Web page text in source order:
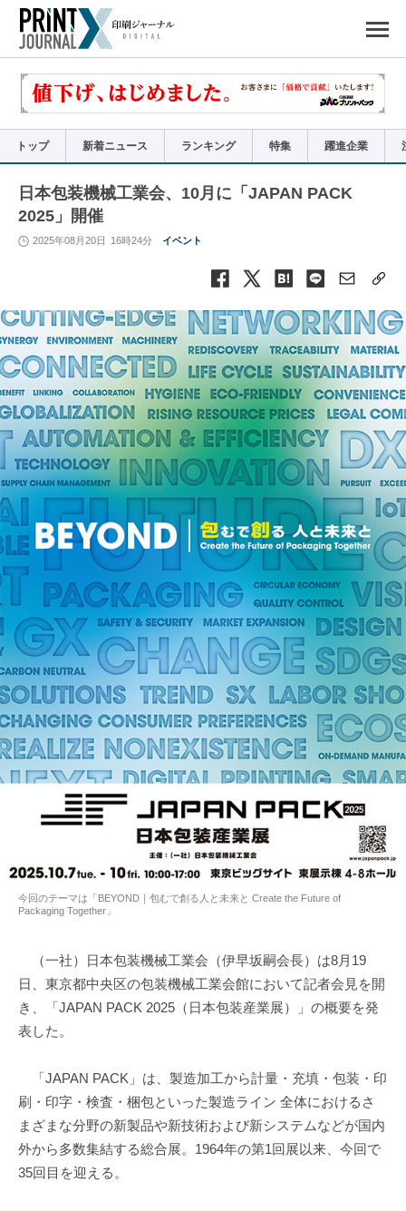
で
リ
トップ 新着ニュース ランキング 特集 躍進企業
日本包装機械工業会、10月に「JAPAN PACK
2025」開催
2025年08月20日 16時24分 イベント
今回のテーマは「BEYOND｜包むで創る人と未来と Create the Future of
Packaging Together」
（一社）日本包装機械工業会（伊早坂嗣会長）は8月19
日、東京都中央区の包装機械工業会館において記者会見を開
き、「JAPAN PACK 2025（日本包装産業展）」の概要を発
表した。
「JAPAN PACK」は、製造加工から計量・充填・包装・印
刷・印字・検査・梱包といった製造ライン 全体におけるさ
まざまな分野の新製品や新技術および新システムなどが国内
外から多数集結する総合展。1964年の第1回展以来、今回で
35回目を迎える。